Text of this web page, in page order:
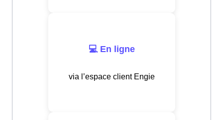
💻 En ligne
via l’espace client Engie